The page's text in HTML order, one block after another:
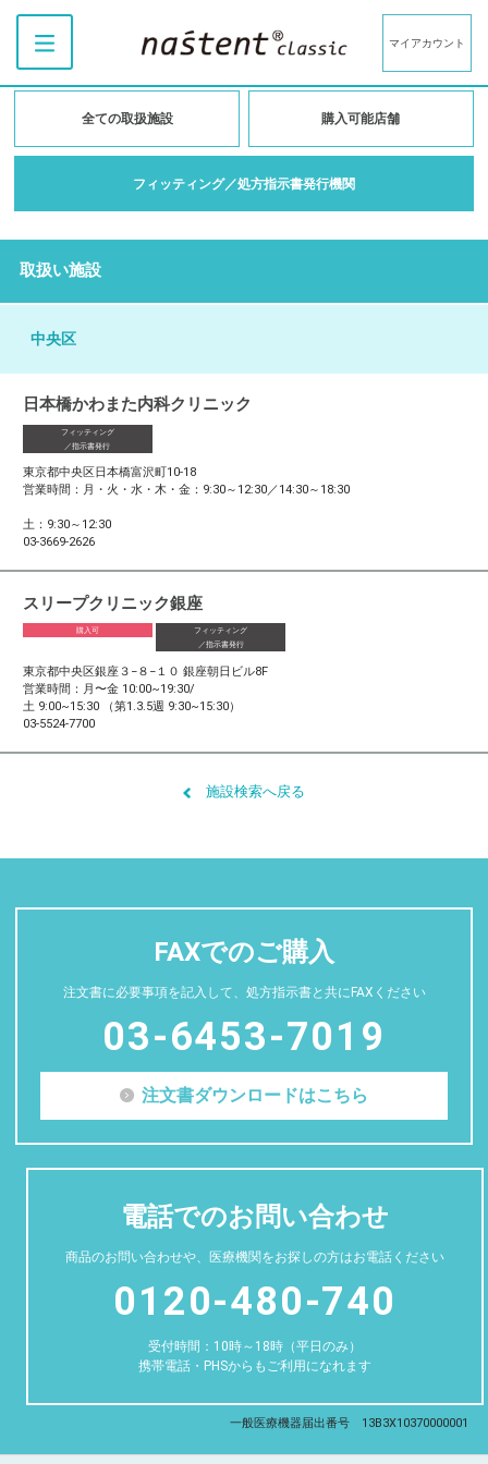
マイアカウント
全ての取扱施設 購入可能店舗
フィッティング／処方指示書発行機関
取扱い施設
中央区
日本橋かわまた内科クリニック
フィッティング
／指示書発行
東京都中央区日本橋富沢町10-18
営業時間：月・火・水・木・金：9:30～12:30／14:30～18:30
土：9:30～12:30
03-3669-2626
スリープクリニック銀座
購入可
フィッティング
／指示書発行
東京都中央区銀座３−８−１０ 銀座朝日ビル8F
営業時間：月〜金 10:00~19:30/
土 9:00~15:30 （第1.3.5週 9:30~15:30）
03-5524-7700
施設検索へ戻る
FAXでのご購入
注文書に必要事項を記入して、処方指示書と共にFAXください
03-6453-7019
注文書ダウンロードはこちら
電話でのお問い合わせ
商品のお問い合わせや、医療機関をお探しの方はお電話ください
0120-480-740
受付時間：10時～18時（平日のみ）
携帯電話・PHSからもご利用になれます
一般医療機器届出番号 13B3X10370000001